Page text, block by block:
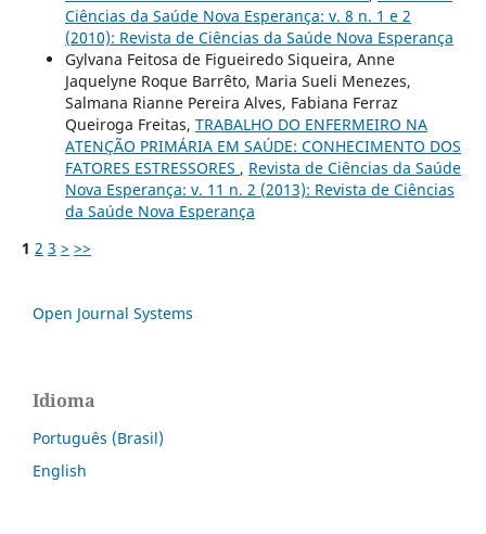
Ciências da Saúde Nova Esperança: v. 8 n. 1 e 2
(2010): Revista de Ciências da Saúde Nova Esperança
Gylvana Feitosa de Figueiredo Siqueira, Anne
Jaquelyne Roque Barrêto, Maria Sueli Menezes,
Salmana Rianne Pereira Alves, Fabiana Ferraz
Queiroga Freitas, TRABALHO DO ENFERMEIRO NA
ATENÇÃO PRIMÁRIA EM SAÚDE: CONHECIMENTO DOS
FATORES ESTRESSORES , Revista de Ciências da Saúde
Nova Esperança: v. 11 n. 2 (2013): Revista de Ciências
da Saúde Nova Esperança
1 2 3 > >>
Open Journal Systems
Idioma
Português (Brasil)
English